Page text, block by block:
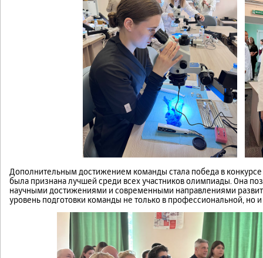
Дополнительным достижением команды стала победа в
была признана лучшей среди всех участников олимпиады. Она
научными достижениями и современными направлениями
уровень подготовки команды не только в профессиональной, но